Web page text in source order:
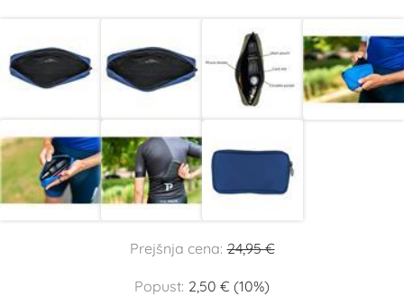
Prejšnja cena: 24,95 €
Popust: 2,50 € (10%)